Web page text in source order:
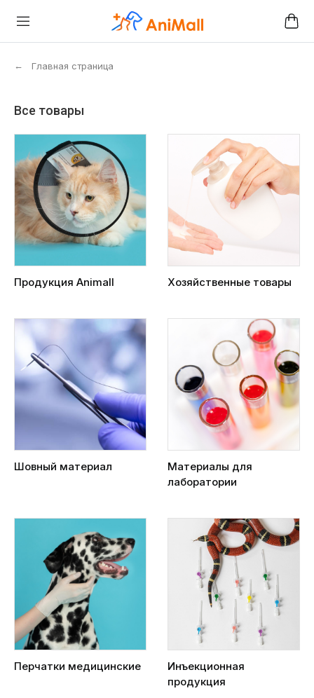
← Главная страница
Все товары
Продукция Animall Хозяйственные товары
Шовный материал
Материалы для
лаборатории
Перчатки медицинские
Инъекционная
продукция